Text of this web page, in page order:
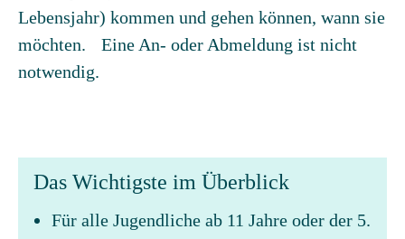
Lebensjahr) kommen und gehen können, wann sie
möchten. Eine An- oder Abmeldung ist nicht
notwendig.
Das Wichtigste im Überblick
Für alle Jugendliche ab 11 Jahre oder der 5.